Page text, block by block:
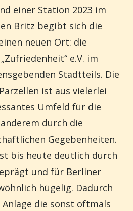
einer Station 2023 im
Britz begibt sich die
neuen Ort: die
e.V. im
Stadtteils. Die
ist aus vielerlei
Umfeld für die
durch die
Gegebenheiten.
bis heute deutlich durch
und für Berliner
hügelig. Dadurch
die sonst oftmals